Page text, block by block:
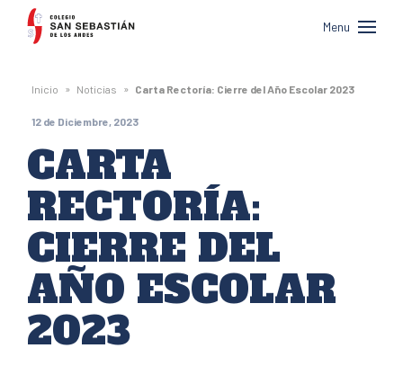
Colegio
San
Sebastián
de
Los
Andes
Menu
Inicio » Noticias » Carta Rectoría: Cierre del Año Escolar 2023
12 de Diciembre, 2023
CARTA
RECTORÍA:
CIERRE DEL
AÑO ESCOLAR
2023